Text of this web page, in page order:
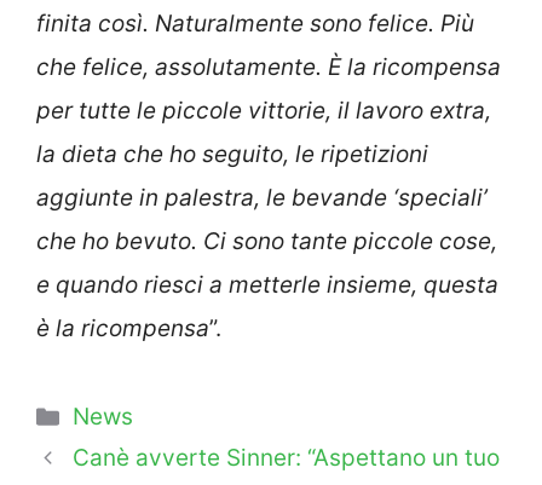
finita così. Naturalmente sono felice. Più
che felice, assolutamente. È la ricompensa
per tutte le piccole vittorie, il lavoro extra,
la dieta che ho seguito, le ripetizioni
aggiunte in palestra, le bevande ‘speciali’
che ho bevuto. Ci sono tante piccole cose,
e quando riesci a metterle insieme, questa
è la ricompensa”.
Categorie
News
Canè avverte Sinner: “Aspettano un tuo